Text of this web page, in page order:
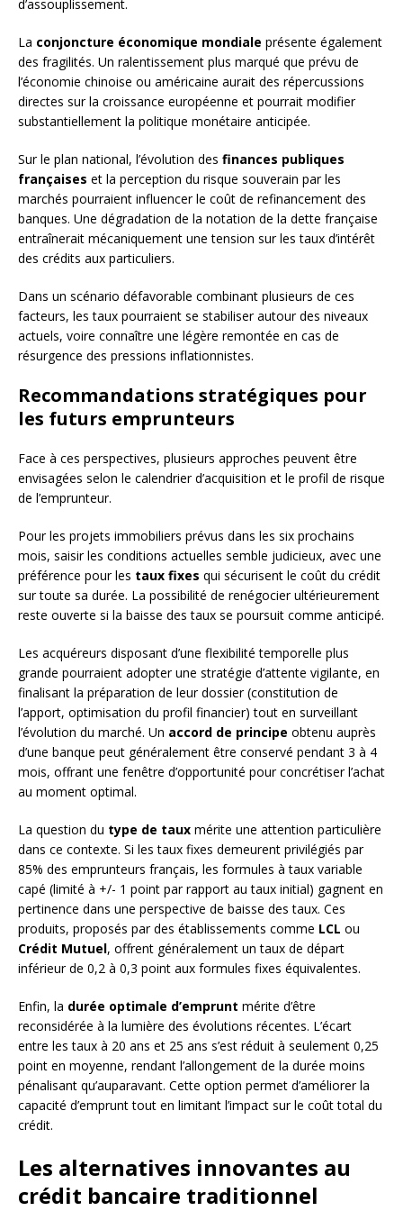
d’assouplissement.
La conjoncture économique mondiale présente également
des fragilités. Un ralentissement plus marqué que prévu de
l’économie chinoise ou américaine aurait des répercussions
directes sur la croissance européenne et pourrait modifier
substantiellement la politique monétaire anticipée.
Sur le plan national, l’évolution des finances publiques
françaises et la perception du risque souverain par les
marchés pourraient influencer le coût de refinancement des
banques. Une dégradation de la notation de la dette française
entraînerait mécaniquement une tension sur les taux d’intérêt
des crédits aux particuliers.
Dans un scénario défavorable combinant plusieurs de ces
facteurs, les taux pourraient se stabiliser autour des niveaux
actuels, voire connaître une légère remontée en cas de
résurgence des pressions inflationnistes.
Recommandations stratégiques pour
les futurs emprunteurs
Face à ces perspectives, plusieurs approches peuvent être
envisagées selon le calendrier d’acquisition et le profil de risque
de l’emprunteur.
Pour les projets immobiliers prévus dans les six prochains
mois, saisir les conditions actuelles semble judicieux, avec une
préférence pour les taux fixes qui sécurisent le coût du crédit
sur toute sa durée. La possibilité de renégocier ultérieurement
reste ouverte si la baisse des taux se poursuit comme anticipé.
Les acquéreurs disposant d’une flexibilité temporelle plus
grande pourraient adopter une stratégie d’attente vigilante, en
finalisant la préparation de leur dossier (constitution de
l’apport, optimisation du profil financier) tout en surveillant
l’évolution du marché. Un accord de principe obtenu auprès
d’une banque peut généralement être conservé pendant 3 à 4
mois, offrant une fenêtre d’opportunité pour concrétiser l’achat
au moment optimal.
La question du type de taux mérite une attention particulière
dans ce contexte. Si les taux fixes demeurent privilégiés par
85% des emprunteurs français, les formules à taux variable
capé (limité à +/- 1 point par rapport au taux initial) gagnent en
pertinence dans une perspective de baisse des taux. Ces
produits, proposés par des établissements comme LCL ou
Crédit Mutuel, offrent généralement un taux de départ
inférieur de 0,2 à 0,3 point aux formules fixes équivalentes.
Enfin, la durée optimale d’emprunt mérite d’être
reconsidérée à la lumière des évolutions récentes. L’écart
entre les taux à 20 ans et 25 ans s’est réduit à seulement 0,25
point en moyenne, rendant l’allongement de la durée moins
pénalisant qu’auparavant. Cette option permet d’améliorer la
capacité d’emprunt tout en limitant l’impact sur le coût total du
crédit.
Les alternatives innovantes au
crédit bancaire traditionnel